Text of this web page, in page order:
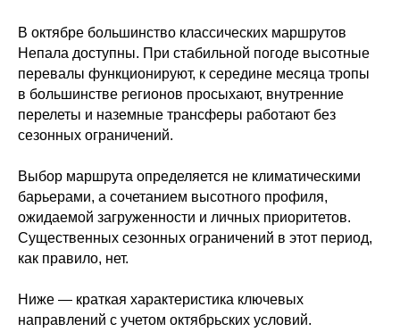
В октябре большинство классических маршрутов
Непала доступны. При стабильной погоде высотные
перевалы функционируют, к середине месяца тропы
в большинстве регионов просыхают, внутренние
перелеты и наземные трансферы работают без
сезонных ограничений.
Выбор маршрута определяется не климатическими
барьерами, а сочетанием высотного профиля,
ожидаемой загруженности и личных приоритетов.
Существенных сезонных ограничений в этот период,
как правило, нет.
Ниже — краткая характеристика ключевых
направлений с учетом октябрьских условий.